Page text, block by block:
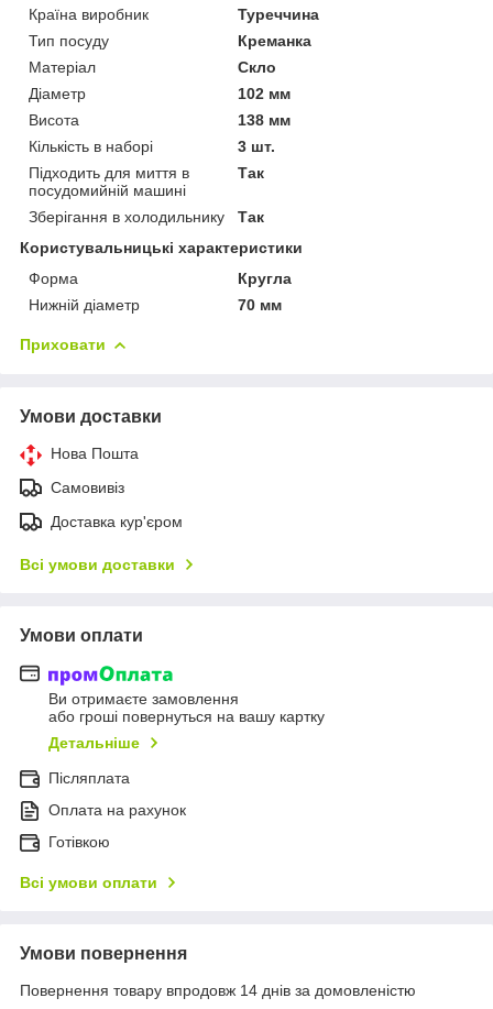
Країна виробник
Туреччина
Тип посуду
Креманка
Матеріал
Скло
Діаметр
102 мм
Висота
138 мм
Кількість в наборі
3 шт.
Підходить для миття в
посудомийній машині
Так
Зберігання в холодильнику
Так
Користувальницькі характеристики
Форма
Кругла
Нижній діаметр
70 мм
Приховати
Умови доставки
Нова Пошта
Самовивіз
Доставка кур'єром
Всі умови доставки
Умови оплати
Ви отримаєте замовлення
або гроші повернуться на вашу картку
Детальніше
Післяплата
Оплата на рахунок
Готівкою
Всі умови оплати
Умови повернення
Повернення товару впродовж 14 днів за домовленістю